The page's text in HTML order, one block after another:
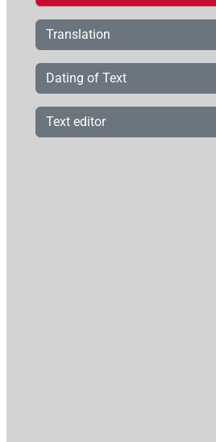
Translation
Dating of Text
Text editor